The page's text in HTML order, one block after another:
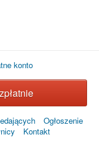
konto
Ogłoszenie
Kontakt